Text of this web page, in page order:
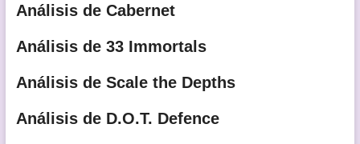
Análisis de Cabernet
Análisis de 33 Immortals
Análisis de Scale the Depths
Análisis de D.O.T. Defence